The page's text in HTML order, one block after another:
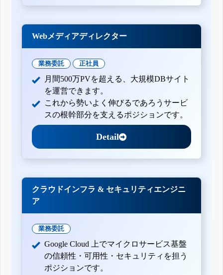
Webメディアディレクター
業務委託 正社員
月間500万PVを超える、大規模DBサイト
を運営できます。
これから勢いよく伸びるであろうサービ
スの根幹部分を支えるポジションです。
Detail
クラウドインフラ & セキュリティエンジニ
ア
業務委託
Google Cloud 上でマイクロサービス基盤
の信頼性・可用性・セキュリティを担う
ポジションです。